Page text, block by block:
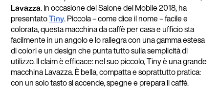
Lavazza. In occasione del Salone del Mobile 2018, ha
presentatoTiny. Piccola – come dice il nome – facile e
colorata, questa macchina da caffè per casa e ufficio sta
facilmente in un angolo e lo rallegra con una gamma estesa
di colori e un design che punta tutto sulla semplicità di
utilizzo. Il claim è efficace: nel suo piccolo, Tiny è una grande
macchina Lavazza. È bella, compatta e soprattutto pratica:
con un solo tasto si accende, spegne e prepara il caffè.